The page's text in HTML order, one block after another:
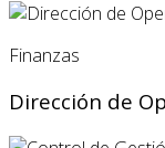
Finanzas
Dirección de